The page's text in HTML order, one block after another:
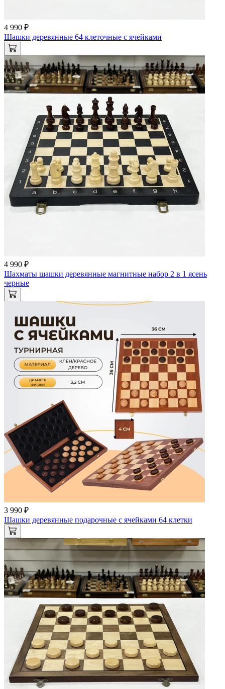
4 990 ₽
Шашки деревянные 64 клеточные с ячейками
4 990 ₽
Шахматы шашки деревянные магнитные набор 2 в 1 ясень
черные
3 990 ₽
Шашки деревянные подарочные с ячейками 64 клетки